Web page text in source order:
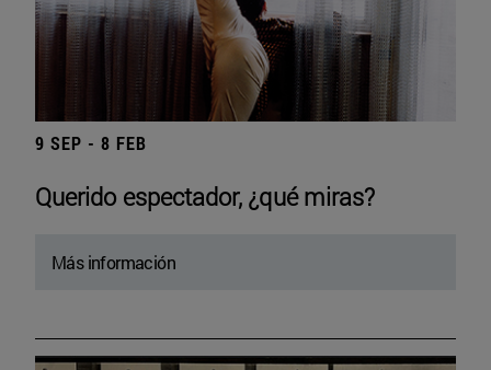
9 SEP - 8 FEB
Querido espectador, ¿qué miras?
Más información